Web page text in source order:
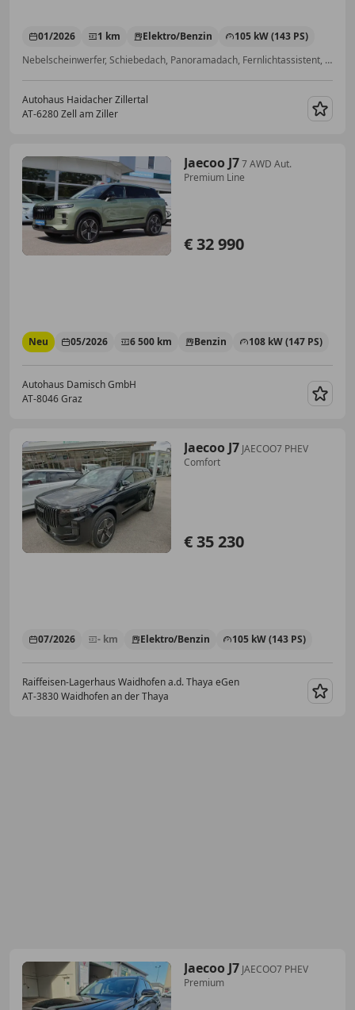
01/2026 1 km Elektro/Benzin
105 kW (143 PS)
Nebelscheinwerfer, Schiebedach, Panoramadach, Fernlichtassistent, Notrufsystem, Lordosenstütze, Blendfreies Fernlicht, Sprachsteuerung
Autohaus Haidacher Zillertal
AT-6280 Zell am Ziller
Jaecoo J77 AWD Aut.
Premium Line
€ 32 990
Neu 05/2026 6 500 km Benzin 108 kW (147 PS)
Autohaus Damisch GmbH
AT-8046 Graz
Jaecoo J7 JAECOO7 PHEV
Comfort
€ 35 230
07/2026 - km Elektro/Benzin 105 kW (143 PS)
Raiffeisen-Lagerhaus Waidhofen a.d. Thaya eGen
AT-3830 Waidhofen an der Thaya
Jaecoo J7 JAECOO7 PHEV
Premium